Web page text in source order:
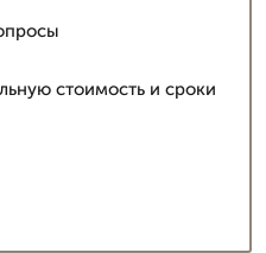
стоимость и сроки